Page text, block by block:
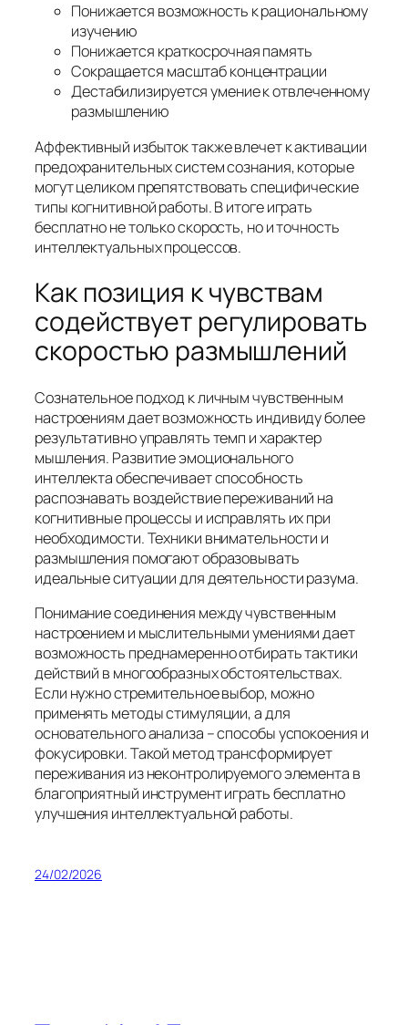
Понижается возможность к рациональному
изучению
Понижается краткосрочная память
Сокращается масштаб концентрации
Дестабилизируется умение к отвлеченному
размышлению
Аффективный избыток также влечет к активации
предохранительных систем сознания, которые
могут целиком препятствовать специфические
типы когнитивной работы. В итоге играть
бесплатно не только скорость, но и точность
интеллектуальных процессов.
Как позиция к чувствам
содействует регулировать
скоростью размышлений
Сознательное подход к личным чувственным
настроениям дает возможность индивиду более
результативно управлять темп и характер
мышления. Развитие эмоционального
интеллекта обеспечивает способность
распознавать воздействие переживаний на
когнитивные процессы и исправлять их при
необходимости. Техники внимательности и
размышления помогают образовывать
идеальные ситуации для деятельности разума.
Понимание соединения между чувственным
настроением и мыслительными умениями дает
возможность преднамеренно отбирать тактики
действий в многообразных обстоятельствах.
Если нужно стремительное выбор, можно
применять методы стимуляции, а для
основательного анализа – способы успокоения и
фокусировки. Такой метод трансформирует
переживания из неконтролируемого элемента в
благоприятный инструмент играть бесплатно
улучшения интеллектуальной работы.
24/02/2026